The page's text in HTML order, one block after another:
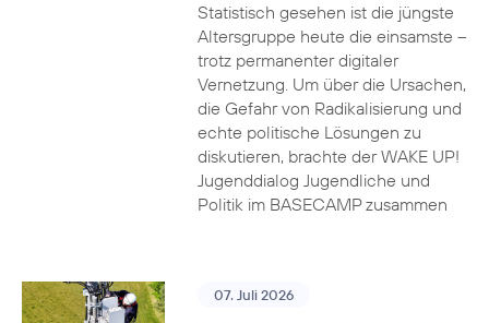
Statistisch gesehen ist die jüngste
Altersgruppe heute die einsamste –
trotz permanenter digitaler
Vernetzung. Um über die Ursachen,
die Gefahr von Radikalisierung und
echte politische Lösungen zu
diskutieren, brachte der WAKE UP!
Jugenddialog Jugendliche und
Politik im BASECAMP zusammen
07. Juli 2026